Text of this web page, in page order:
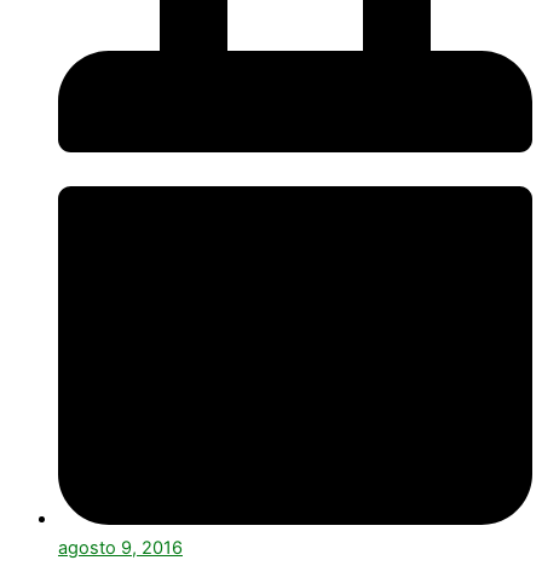
agosto 9, 2016